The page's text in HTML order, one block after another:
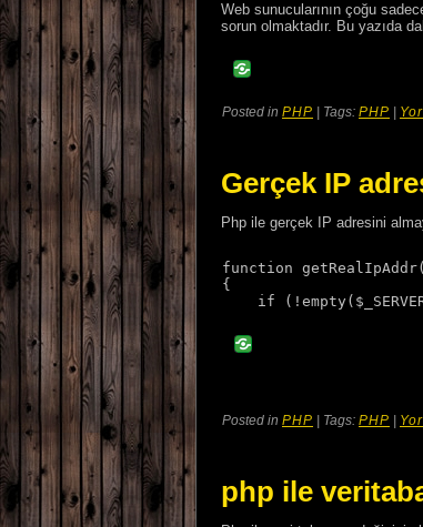
Web sunucularının çoğu
sorun olmaktadır. Bu yazıda
Posted in PHP | Tags: PHP
Gerçek IP
Php ile gerçek IP adresini
function
{
if
Posted in PHP | Tags: PHP |
php ile